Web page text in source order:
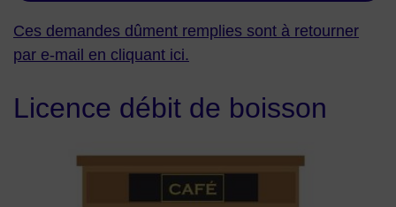
Ces demandes dûment remplies sont à retourner
par e-mail en cliquant ici.
Licence débit de boisson